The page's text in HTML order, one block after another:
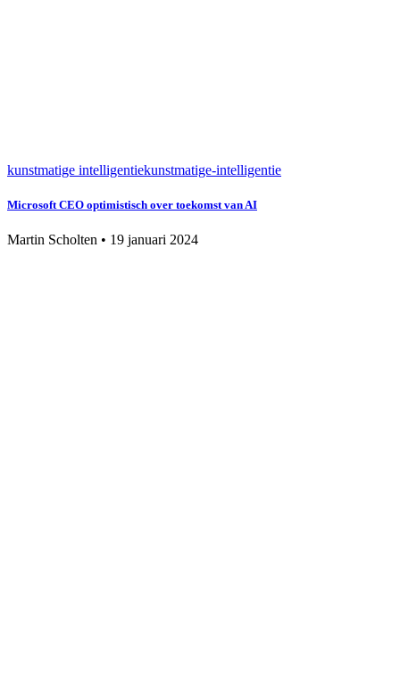
kunstmatige intelligentiekunstmatige-intelligentie
Microsoft CEO optimistisch over toekomst van AI
Martin Scholten • 19 januari 2024